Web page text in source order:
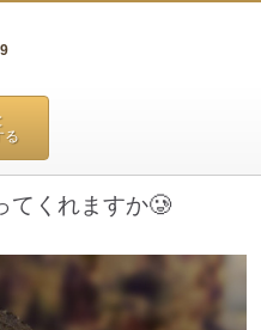
る
てくれますか🥲